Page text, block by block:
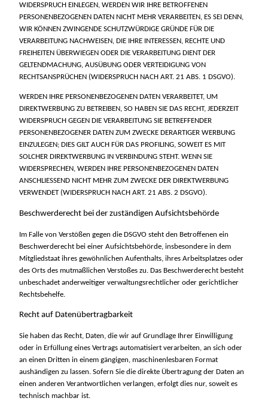
WIDERSPRUCH EINLEGEN, WERDEN WIR IHRE BETROFFENEN
PERSONENBEZOGENEN DATEN NICHT MEHR VERARBEITEN, ES SEI DENN,
WIR KÖNNEN ZWINGENDE SCHUTZWÜRDIGE GRÜNDE FÜR DIE
VERARBEITUNG NACHWEISEN, DIE IHRE INTERESSEN, RECHTE UND
FREIHEITEN ÜBERWIEGEN ODER DIE VERARBEITUNG DIENT DER
GELTENDMACHUNG, AUSÜBUNG ODER VERTEIDIGUNG VON
RECHTSANSPRÜCHEN (WIDERSPRUCH NACH ART. 21 ABS. 1 DSGVO).
WERDEN IHRE PERSONENBEZOGENEN DATEN VERARBEITET, UM
DIREKTWERBUNG ZU BETREIBEN, SO HABEN SIE DAS RECHT, JEDERZEIT
WIDERSPRUCH GEGEN DIE VERARBEITUNG SIE BETREFFENDER
PERSONENBEZOGENER DATEN ZUM ZWECKE DERARTIGER WERBUNG
EINZULEGEN; DIES GILT AUCH FÜR DAS PROFILING, SOWEIT ES MIT
SOLCHER DIREKTWERBUNG IN VERBINDUNG STEHT. WENN SIE
WIDERSPRECHEN, WERDEN IHRE PERSONENBEZOGENEN DATEN
ANSCHLIESSEND NICHT MEHR ZUM ZWECKE DER DIREKTWERBUNG
VERWENDET (WIDERSPRUCH NACH ART. 21 ABS. 2 DSGVO).
Beschwerde­recht bei der zuständigen Aufsichts­behörde
Im Falle von Verstößen gegen die DSGVO steht den Betroffenen ein
Beschwerderecht bei einer Aufsichtsbehörde, insbesondere in dem
Mitgliedstaat ihres gewöhnlichen Aufenthalts, ihres Arbeitsplatzes oder
des Orts des mutmaßlichen Verstoßes zu. Das Beschwerderecht besteht
unbeschadet anderweitiger verwaltungsrechtlicher oder gerichtlicher
Rechtsbehelfe.
Recht auf Daten­übertrag­barkeit
Sie haben das Recht, Daten, die wir auf Grundlage Ihrer Einwilligung
oder in Erfüllung eines Vertrags automatisiert verarbeiten, an sich oder
an einen Dritten in einem gängigen, maschinenlesbaren Format
aushändigen zu lassen. Sofern Sie die direkte Übertragung der Daten an
einen anderen Verantwortlichen verlangen, erfolgt dies nur, soweit es
technisch machbar ist.